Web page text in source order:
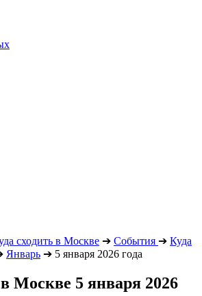
сходить в Москве ➔ События ➔ Куда
Январь ➔ 5 января 2026 года
Москве 5 января 2026